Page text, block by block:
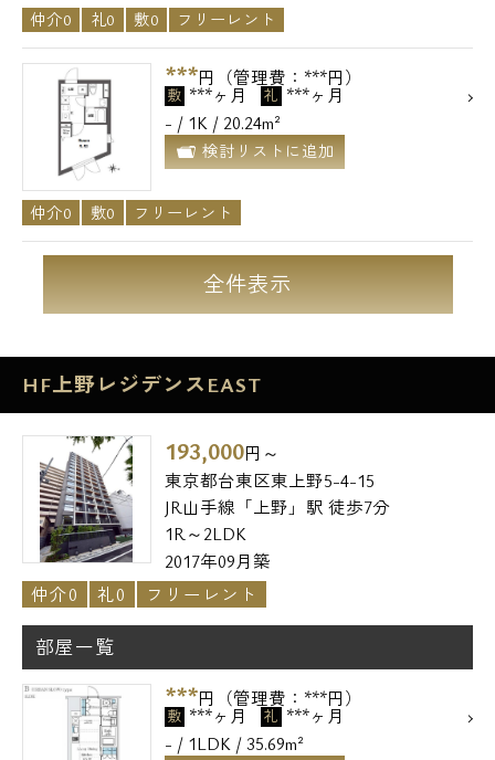
仲介0 礼0 敷0 フリーレント
***円（管理費：***円）
敷 ***ヶ月 礼 ***ヶ月
- / 1K / 20.24m²
検討リストに追加
仲介0 敷0 フリーレント
全件表示
HF上野レジデンスEAST
193,000円～
東京都台東区東上野5-4-15
JR山手線「上野」駅 徒歩7分
1R～2LDK
2017年09月築
仲介0
礼0 フリーレント
部屋一覧
***円（管理費：***円）
敷 ***ヶ月 礼 ***ヶ月
- / 1LDK / 35.69m²